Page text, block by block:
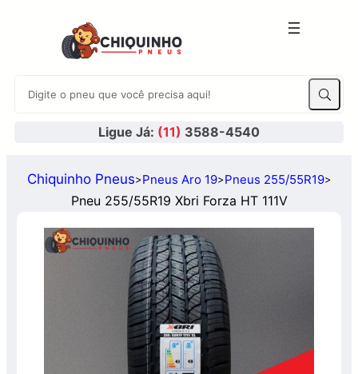
Ligue Já: (11) 3588-4540
Chiquinho Pneus>Pneus Aro 19>Pneus 255/55R19>
Pneu 255/55R19 Xbri Forza HT 111V